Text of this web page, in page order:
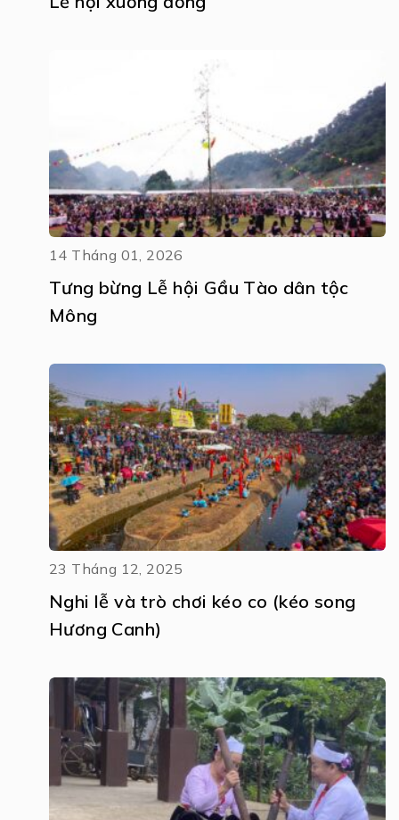
14 Tháng 01, 2026
Tưng bừng Lễ hội Gầu Tào dân tộc
Mông
23 Tháng 12, 2025
Nghi lễ và trò chơi kéo co (kéo song
Hương Canh)